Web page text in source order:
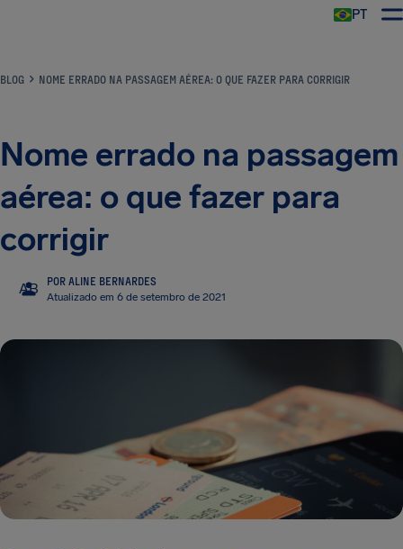
PT
BLOG NOME ERRADO NA PASSAGEM AÉREA: O QUE FAZER PARA CORRIGIR
Nome errado na passagem
aérea: o que fazer para
corrigir
AB
POR ALINE BERNARDES
Atualizado em 6 de setembro de 2021